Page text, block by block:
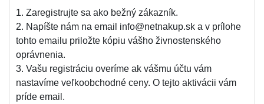
1. Zaregistrujte sa ako bežný zákazník.
2. Napíšte nám na email info@netnakup.sk a v prílohe
tohto emailu priložte kópiu vášho živnostenského
oprávnenia.
3. Vašu registráciu overíme ak vášmu účtu vám
nastavíme veľkoobchodné ceny. O tejto aktivácii vám
príde email.